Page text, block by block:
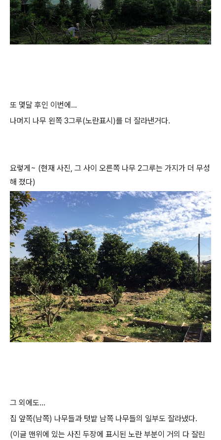
또 몇달 후인 이번에...
나머지 나무 왼쪽 3그루(노란표시)를 더 잘라낸거다.
요렇게~ (현재 사진, 그 사이 오른쪽 나무 2그루는 가지가 더 무성
해 졌다)
그 외에도...
집 앞쪽(남쪽) 나무들과 텃밭 남쪽 나무들의 일부도 잘라냈다.
(이글 맨위에 있는 사진 두장에 표시된 노란 부분이 거의 다 잘린